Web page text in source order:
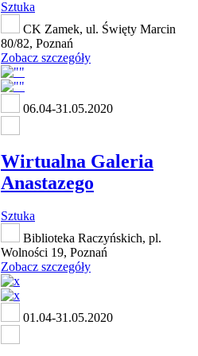
Sztuka
CK Zamek, ul. Święty Marcin
80/82, Poznań
Zobacz szczegóły
06.04-31.05.2020
Wirtualna Galeria
Anastazego
Sztuka
Biblioteka Raczyńskich, pl.
Wolności 19, Poznań
Zobacz szczegóły
01.04-31.05.2020